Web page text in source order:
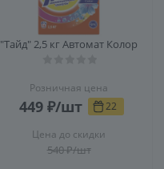
"Тайд" 2,5 кг Автомат Колор
Розничная цена
449 ₽/шт 22
Цена до скидки
540₽/шт